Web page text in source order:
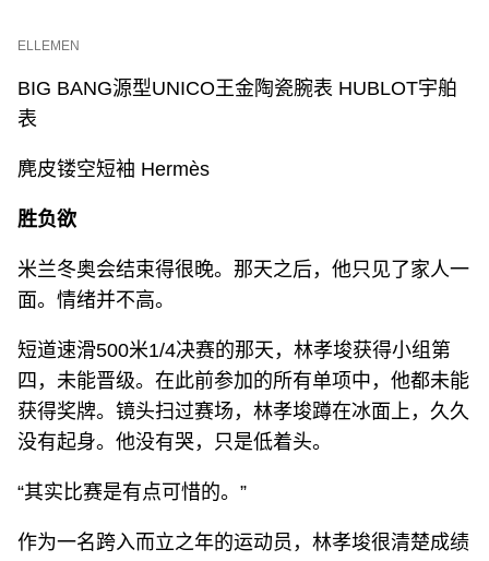
ELLEMEN
BIG BANG源型UNICO王金陶瓷腕表 HUBLOT宇舶
表
麂皮镂空短袖 Hermès
胜负欲
米兰冬奥会结束得很晚。那天之后，他只见了家人一
面。情绪并不高。
短道速滑500米1/4决赛的那天，林孝埈获得小组第
四，未能晋级。在此前参加的所有单项中，他都未能
获得奖牌。镜头扫过赛场，林孝埈蹲在冰面上，久久
没有起身。他没有哭，只是低着头。
“其实比赛是有点可惜的。”
作为一名跨入而立之年的运动员，林孝埈很清楚成绩